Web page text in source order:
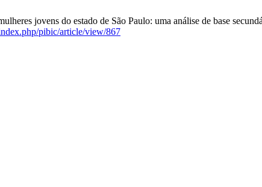
jovens do estado de São Paulo: uma análise de base
pibic/article/view/867